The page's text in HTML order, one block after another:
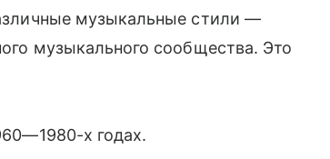
музыкальные стили —
музыкального сообщества. Это
х годах.